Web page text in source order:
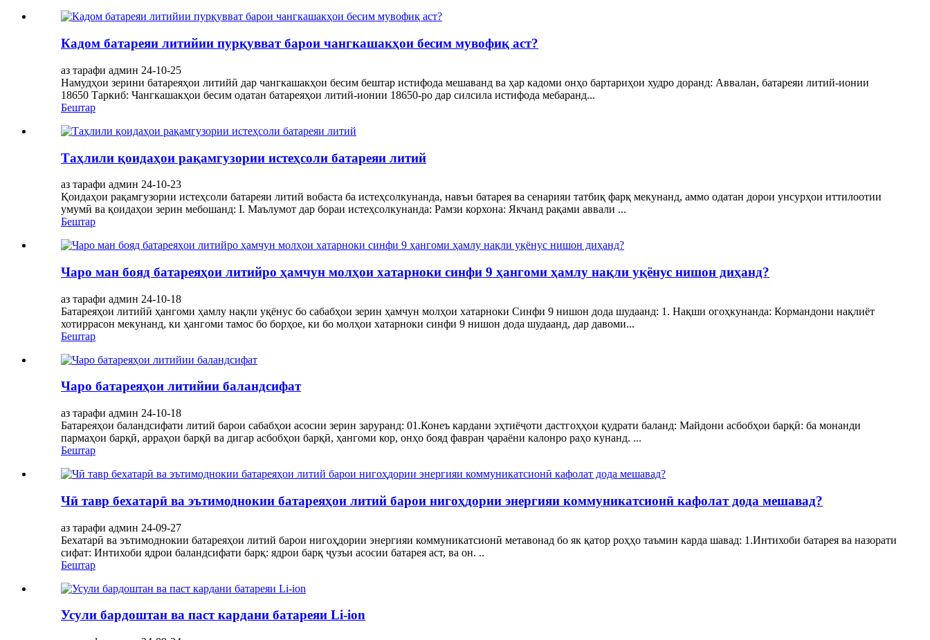
Кадом батареяи литийии пурқувват барои чангкашакҳои бесим мувофиқ аст?
аз тарафи админ 24-10-25
Намудҳои зерини батареяҳои литийӣ дар чангкашакҳои бесим бештар истифода мешаванд ва ҳар кадоми онҳо бартариҳои худро доранд: Аввалан, батареяи литий-ионии
18650 Таркиб: Чангкашакҳои бесим одатан батареяҳои литий-ионии 18650-ро дар силсила истифода мебаранд...
Бештар
Таҳлили қоидаҳои рақамгузории истеҳсоли батареяи литий
аз тарафи админ 24-10-23
Қоидаҳои рақамгузории истеҳсоли батареяи литий вобаста ба истеҳсолкунанда, навъи батарея ва сенарияи татбиқ фарқ мекунанд, аммо одатан дорои унсурҳои иттилоотии
умумӣ ва қоидаҳои зерин мебошанд: I. Маълумот дар бораи истеҳсолкунанда: Рамзи корхона: Якчанд рақами аввали ...
Бештар
Чаро ман бояд батареяҳои литийро ҳамчун молҳои хатарноки синфи 9 ҳангоми ҳамлу нақли уқёнус нишон диҳанд?
аз тарафи админ 24-10-18
Батареяҳои литийӣ ҳангоми ҳамлу нақли уқёнус бо сабабҳои зерин ҳамчун молҳои хатарноки Синфи 9 нишон дода шудаанд: 1. Нақши огоҳкунанда: Кормандони нақлиёт
хотиррасон мекунанд, ки ҳангоми тамос бо борҳое, ки бо молҳои хатарноки синфи 9 нишон дода шудаанд, дар давоми...
Бештар
Чаро батареяҳои литийии баландсифат
аз тарафи админ 24-10-18
Батареяҳои баландсифати литий барои сабабҳои асосии зерин заруранд: 01.Конеъ кардани эҳтиёҷоти дастгоҳҳои қудрати баланд: Майдони асбобҳои барқӣ: ба монанди
пармаҳои барқӣ, арраҳои барқӣ ва дигар асбобҳои барқӣ, ҳангоми кор, онҳо бояд фавран ҷараёни калонро раҳо кунанд. ...
Бештар
Чӣ тавр бехатарӣ ва эътимоднокии батареяҳои литий барои нигоҳдории энергияи коммуникатсионӣ кафолат дода мешавад?
аз тарафи админ 24-09-27
Бехатарӣ ва эътимоднокии батареяҳои литий барои нигоҳдории энергияи коммуникатсионӣ метавонад бо як қатор роҳҳо таъмин карда шавад: 1.Интихоби батарея ва назорати
сифат: Интихоби ядрои баландсифати барқ: ядрои барқ ​​ҷузъи асосии батарея аст, ва он. ..
Бештар
Усули бардоштан ва паст кардани батареяи Li-ion